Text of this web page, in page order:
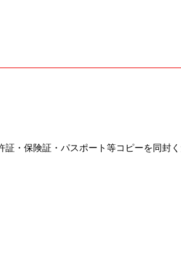
・保険証・パスポート等コピーを同封く